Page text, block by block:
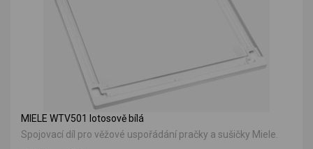
MIELE WTV501 lotosově bílá
Spojovací díl pro věžové uspořádání pračky a sušičky Miele.